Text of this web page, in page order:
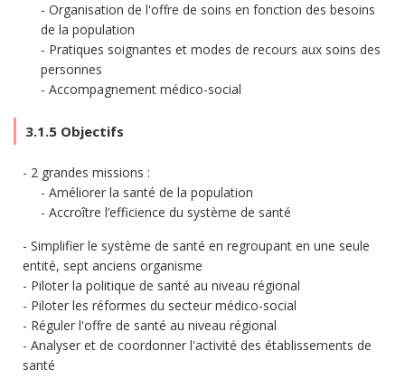
Organisation de l'offre de soins en fonction des besoins
de la population
Pratiques soignantes et modes de recours aux soins des
personnes
Accompagnement médico-social
3.1.5 Objectifs
2 grandes missions :
Améliorer la santé de la population
Accroître l’efficience du système de santé
Simplifier le système de santé en regroupant en une seule
entité, sept anciens organisme
Piloter la politique de santé au niveau régional
Piloter les réformes du secteur médico-social
Réguler l'offre de santé au niveau régional
Analyser et de coordonner l'activité des établissements de
santé